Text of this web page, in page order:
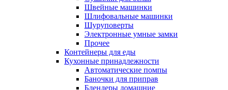
Швейные машинки
Шлифовальные машинки
Шуруповерты
Электронные умные замки
Прочее
Контейнеры для еды
Кухонные принадлежности
Автоматические помпы
Баночки для приправ
Блендеры домашние